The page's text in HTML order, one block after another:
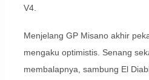
V4.
Menjelang GP Misano akhir
mengaku optimistis. Senang
membalapnya, sambung El